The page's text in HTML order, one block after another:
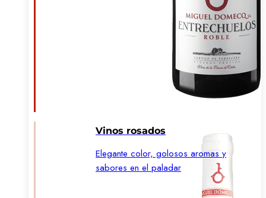
Vinos rosados
Elegante color, golosos aromas y
sabores en el paladar